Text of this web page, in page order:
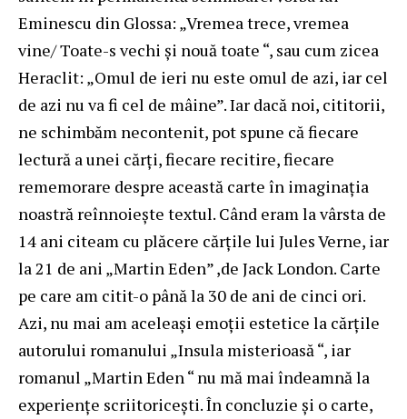
Eminescu din Glossa: „Vremea trece, vremea
vine/ Toate-s vechi şi nouă toate “, sau cum zicea
Heraclit: „Omul de ieri nu este omul de azi, iar cel
de azi nu va fi cel de mâine”. Iar dacă noi, cititorii,
ne schimbăm necontenit, pot spune că fiecare
lectură a unei cărţi, fiecare recitire, fiecare
rememorare despre această carte în imaginaţia
noastră reînnoieşte textul. Când eram la vârsta de
14 ani citeam cu plăcere cărţile lui Jules Verne, iar
la 21 de ani „Martin Eden” ,de Jack London. Carte
pe care am citit-o până la 30 de ani de cinci ori.
Azi, nu mai am aceleaşi emoţii estetice la cărţile
autorului romanului „Insula misterioasă “, iar
romanul „Martin Eden “ nu mă mai îndeamnă la
experienţe scriitoriceşti. În concluzie şi o carte,